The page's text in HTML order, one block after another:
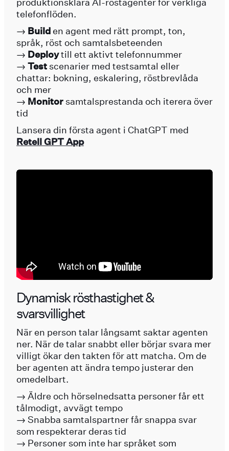
telefonflöden.
→ Build en agent med rätt prompt, ton,
språk, röst och samtalsbeteenden
→ Deploytill ett aktivt telefonnummer
→ Test scenarier med testsamtal eller
chattar: bokning, eskalering, röstbrevlåda
och mer
→ Monitor samtalsprestanda och iterera över
tid
Lansera din första agent i ChatGPT med
Retell GPT App
Dynamisk rösthastighet &
svarsvillighet
När en person talar långsamt saktar agenten
ner. När de talar snabbt eller börjar svara mer
villigt ökar den takten för att matcha. Om de
ber agenten att ändra tempo justerar den
omedelbart.
→ Äldre och hörselnedsatta personer får ett
tålmodigt, avvägt tempo
→ Snabba samtalspartner får snappa svar
som respekterar deras tid
→ Personer som inte har språket som